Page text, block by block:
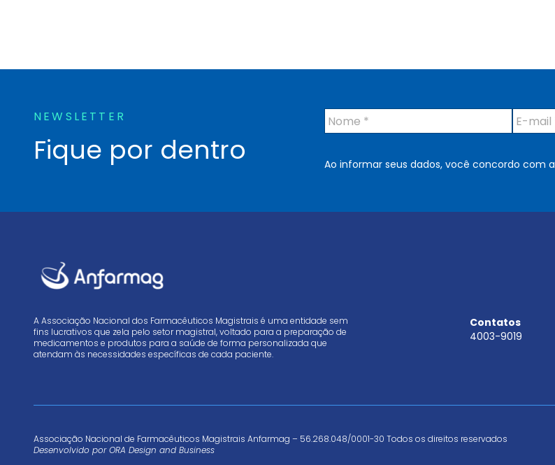
NEWSLETTER
Fique por dentro
N
o
*
E
-
i
Ao informar seus dados, você concordo com a
A Associação Nacional dos Farmacêuticos Magistrais é uma entidade sem
fins lucrativos que zela pelo setor magistral, voltado para a preparação de
medicamentos e produtos para a saúde de forma personalizada que
atendam às necessidades específicas de cada paciente.
Contatos
4003-9019
Associação Nacional de Farmacêuticos Magistrais Anfarmag – 56.268.048/0001-30 Todos os direitos reservados
Desenvolvido porORA Design and Business